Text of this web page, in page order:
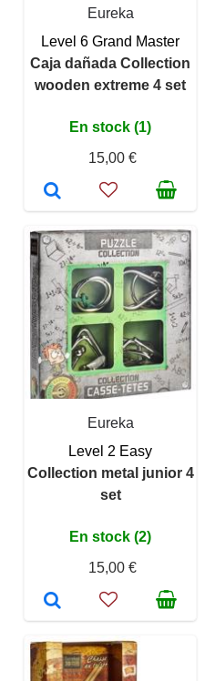
Eureka
Level 6 Grand Master
Caja dañada Collection
wooden extreme 4 set
En stock (1)
15,00 €
Eureka
Level 2 Easy
Collection metal junior 4
set
En stock (2)
15,00 €